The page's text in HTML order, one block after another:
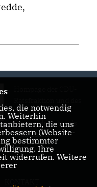
CDU-
Gemeindeverbands
Wadersloh
die notwendig
Weiterhin
die uns
(Website-
bestimmter
Ihre
widerrufen. Weitere